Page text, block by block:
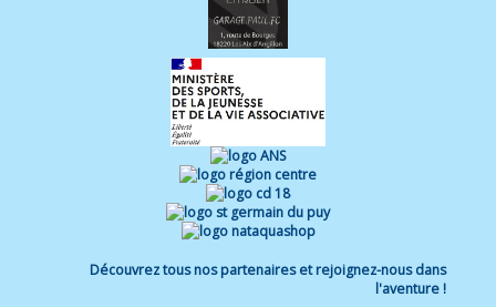
Découvrez tous nos partenaires et rejoignez-nous dans
l'aventure !